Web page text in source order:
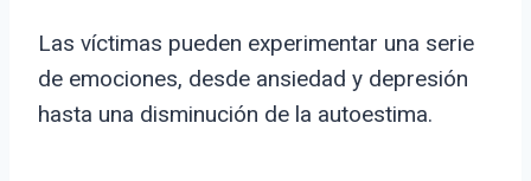
Las víctimas pueden experimentar una serie
de emociones, desde ansiedad y depresión
hasta una disminución de la autoestima.